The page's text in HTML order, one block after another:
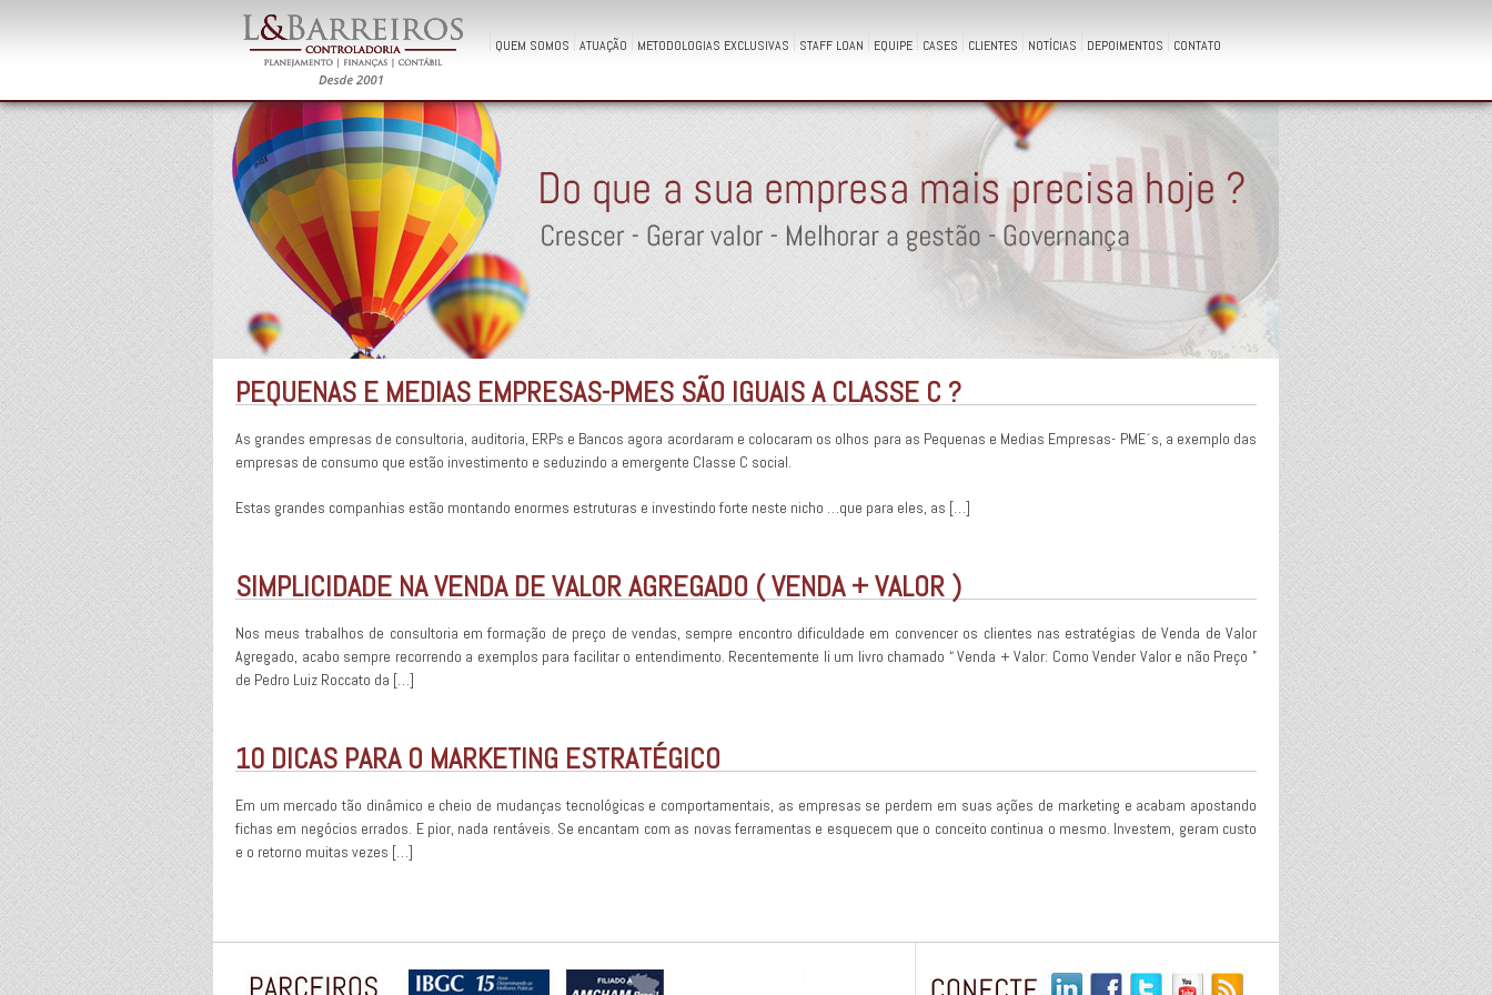
QUEM SOMOS ATUAÇÃO METODOLOGIAS EXCLUSIVAS STAFF LOAN EQUIPE CASES CLIENTES NOTÍCIAS DEPOIMENTOS CONTATO
PEQUENAS E MEDIAS EMPRESAS-PMES SÃO IGUAIS A CLASSE C ?
As grandes empresas de consultoria, auditoria, ERPs e Bancos agora acordaram e colocaram os olhos para as Pequenas e Medias Empresas- PME´s, a exemplo das
empresas de consumo que estão investimento e seduzindo a emergente Classe C social.
Estas grandes companhias estão montando enormes estruturas e investindo forte neste nicho …que para eles, as […]
SIMPLICIDADE NA VENDA DE VALOR AGREGADO ( VENDA + VALOR )
Nos meus trabalhos de consultoria em formação de preço de vendas, sempre encontro dificuldade em convencer os clientes nas estratégias de Venda de Valor
Agregado, acabo sempre recorrendo a exemplos para facilitar o entendimento. Recentemente li um livro chamado “ Venda + Valor: Como Vender Valor e não Preço ”
de Pedro Luiz Roccato da […]
10 DICAS PARA O MARKETING ESTRATÉGICO
Em um mercado tão dinâmico e cheio de mudanças tecnológicas e comportamentais, as empresas se perdem em suas ações de marketing e acabam apostando
fichas em negócios errados. E pior, nada rentáveis. Se encantam com as novas ferramentas e esquecem que o conceito continua o mesmo. Investem, geram custo
e o retorno muitas vezes […]